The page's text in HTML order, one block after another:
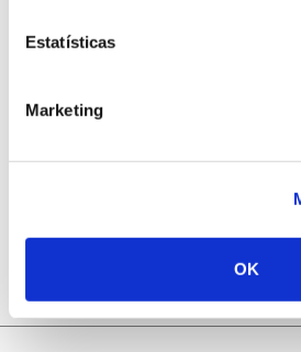
Estatísticas
Marketing
OK
Natureza e florestas procuram